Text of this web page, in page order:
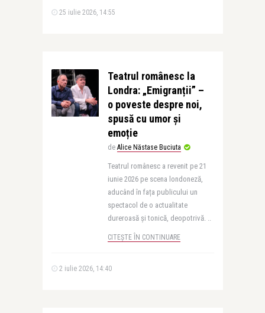
25 iulie 2026, 14:55
Teatrul românesc la
Londra: „Emigranții” –
o poveste despre noi,
spusă cu umor și
emoție
de Alice Năstase Buciuta
Teatrul românesc a revenit pe 21
iunie 2026 pe scena londoneză,
aducând în fața publicului un
spectacol de o actualitate
dureroasă și tonică, deopotrivă. ..
CITEȘTE ÎN CONTINUARE
2 iulie 2026, 14:40